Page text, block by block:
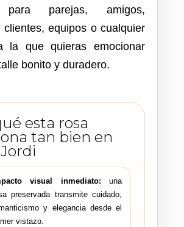
para parejas, amigos,
clientes, equipos o cualquier
la que quieras emocionar
bonito y duradero.
esta rosa
tan bien en
visual inmediato: una
preservada transmite cuidado,
y elegancia desde el
vistazo.